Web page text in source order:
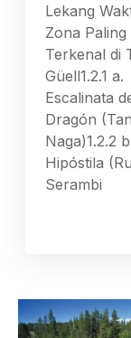
Lekang
Zona Paling
Terkenal di
Güell1.2.1 a.
Escalinata
Dragón
Naga)1.2.2
Hipóstila
Serambi